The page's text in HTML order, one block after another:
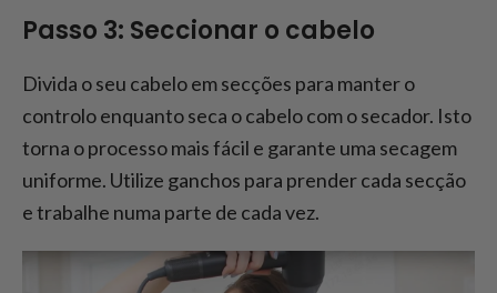
Passo 3: Seccionar o cabelo
Divida o seu cabelo em secções para manter o
controlo enquanto seca o cabelo com o secador. Isto
torna o processo mais fácil e garante uma secagem
uniforme. Utilize ganchos para prender cada secção
e trabalhe numa parte de cada vez.